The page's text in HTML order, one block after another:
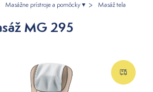
Masážne prístroje a pomôcky Masáž tela
MG 295